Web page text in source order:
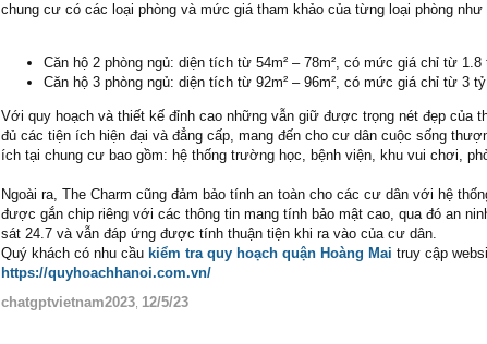
chung cư có các loại phòng và mức giá tham khảo của từng loại phòng như
Căn hộ 2 phòng ngủ: diện tích từ 54m² – 78m², có mức giá chỉ từ 1.8
Căn hộ 3 phòng ngủ: diện tích từ 92m² – 96m², có mức giá chỉ từ 3
Với quy hoạch và thiết kế đỉnh cao những vẫn giữ được trọng nét đẹp của
đủ các tiện ích hiện đại và đẳng cấp, mang đến cho cư dân cuộc sống
ích tại chung cư bao gồm: hệ thống trường học, bệnh viện, khu vui chơi,
Ngoài ra, The Charm cũng đảm bảo tính an toàn cho các cư dân với hệ
được gắn chip riêng với các thông tin mang tính bảo mật cao, qua đó an
sát 24.7 và vẫn đáp ứng được tính thuận tiện khi ra vào của cư dân.
Quý khách có nhu cầu kiểm tra quy hoạch quận Hoàng Mai truy cập
https://quyhoachhanoi.com.vn/
chatgptvietnam2023 12/5/23